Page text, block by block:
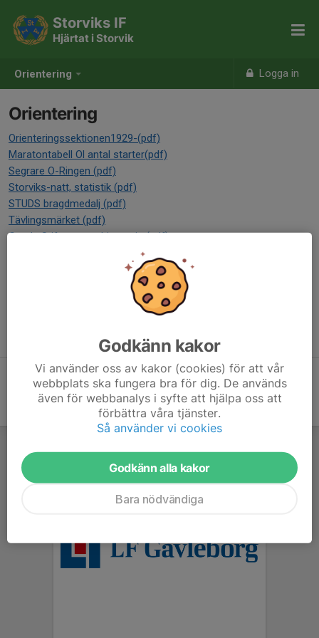
Orientering Logga in
Storviks IF
Hjärtat i Storvik
Orientering
Orienteringssektionen1929-(pdf)
Maratontabell Ol antal starter(pdf)
Segrare O-Ringen (pdf)
Storviks-natt, statistik (pdf)
STUDS bragdmedalj (pdf)
Tävlingsmärket (pdf)
Gamla Stifares vandringspris (pdf)
Godkänn kakor
Vi använder oss av kakor (cookies) för att vår
webbplats ska fungera bra för dig. De används
även för webbanalys i syfte att hjälpa oss att
förbättra våra tjänster.
Så använder vi cookies
Godkänn alla kakor
Bara nödvändiga